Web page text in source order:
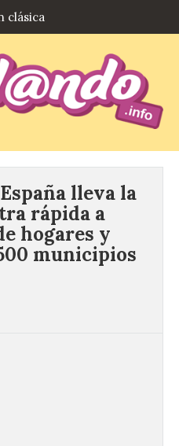
clásica
lleva la
rápida a
hogares y
municipios